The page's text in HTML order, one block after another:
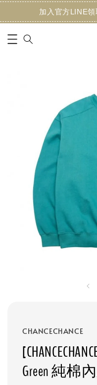
加入官方LINE
CHANCECHANCE
Green 純棉